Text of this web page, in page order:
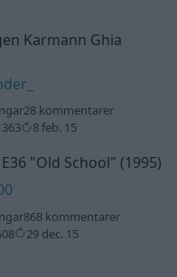
Karmann Ghia
28 kommentarer
8 feb. 15
"Old School" (1995)
868 kommentarer
29 dec. 15